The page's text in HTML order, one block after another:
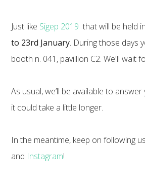
Just like Sigep 2019 that will be held in
to 23rd January. During those days
booth n. 041, pavillion C2. We'll wait
As usual, we’ll be available to
it could take a little longer.
In the meantime, keep on following
and Instagram!